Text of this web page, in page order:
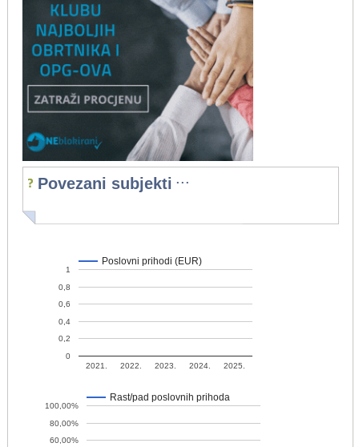
Povezani subjekti ...
Poslovni prihodi (EUR)
2021. 2022. 2023. 2024. 2025.
0
0,2
0,4
0,6
0,8
1
Rast/pad poslovnih prihoda
60,00%
80,00%
100,00%